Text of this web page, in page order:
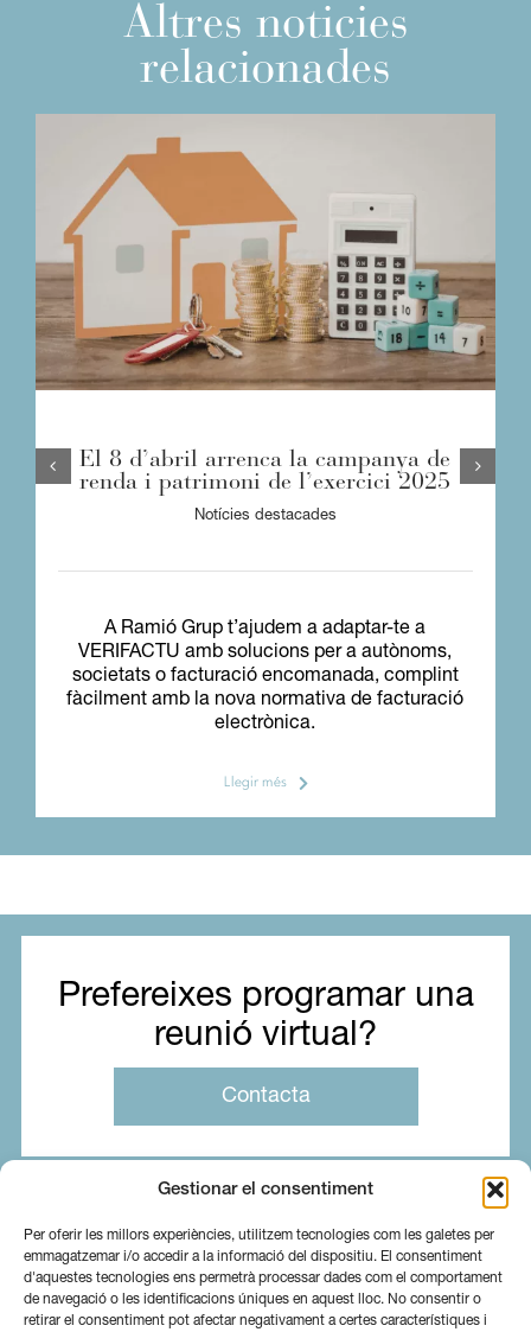
Gestionar el consentiment
Per oferir les millors experiències, utilitzem tecnologies com les galetes per
emmagatzemar i/o accedir a la informació del dispositiu. El consentiment
d'aquestes tecnologies ens permetrà processar dades com el comportament
de navegació o les identificacions úniques en aquest lloc. No consentir o
retirar el consentiment pot afectar negativament a certes característiques i
Altres noticies
relacionades
El 8 d’abril arrenca la campanya de
renda i patrimoni de l’exercici 2025
Notícies destacades
A Ramió Grup t’ajudem a adaptar-te a
VERIFACTU amb solucions per a autònoms,
societats o facturació encomanada, complint
fàcilment amb la nova normativa de facturació
electrònica.
Llegir més
Prefereixes programar una
reunió virtual?
Contacta